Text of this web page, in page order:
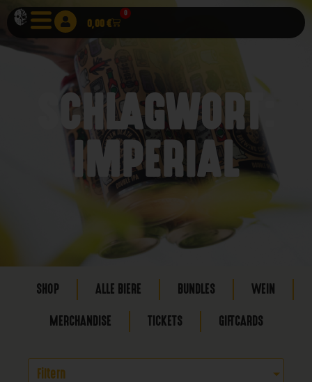
0,00€
0
SCHLAGWORT:
IMPERIAL
SHOP ALLE BIERE BUNDLES WEIN
MERCHANDISE TICKETS GIFTCARDS
Filtern